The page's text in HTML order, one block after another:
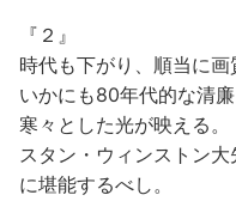
『２』
時代も下がり、順当に画
いかにも80年代的な清
寒々とした光が映える。
スタン・ウィンストン
に堪能するべし。